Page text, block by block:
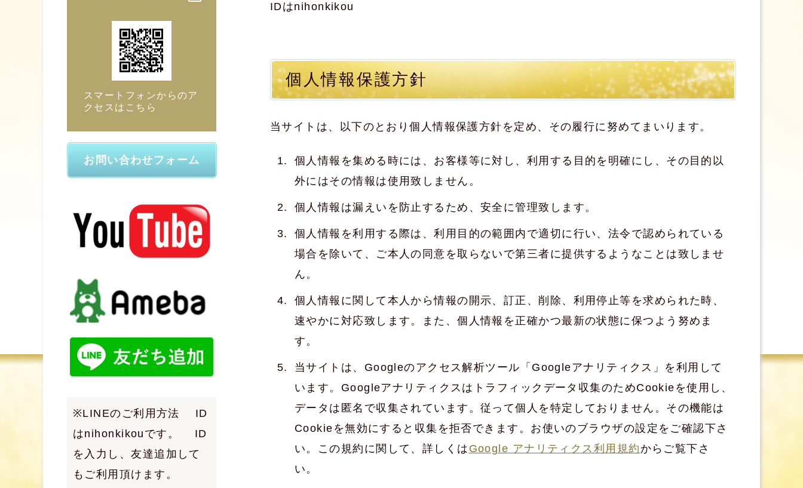
IDはnihonkikou
個人情報保護方針
当サイトは、以下のとおり個人情報保護方針を定め、その履行に努めてまいります。
個人情報を集める時には、お客様等に対し、利用する目的を明確にし、その目的以
外にはその情報は使用致しません。
個人情報は漏えいを防止するため、安全に管理致します。
個人情報を利用する際は、利用目的の範囲内で適切に行い、法令で認められている
場合を除いて、ご本人の同意を取らないで第三者に提供するようなことは致しませ
ん。
個人情報に関して本人から情報の開示、訂正、削除、利用停止等を求められた時、
速やかに対応致します。また、個人情報を正確かつ最新の状態に保つよう努めま
す。
当サイトは、Googleのアクセス解析ツール「Googleアナリティクス」を利用して
います。Googleアナリティクスはトラフィックデータ収集のためCookieを使用し、
データは匿名で収集されています。従って個人を特定しておりません。その機能は
Cookieを無効にすると収集を拒否できます。お使いのブラウザの設定をご確認下さ
い。この規約に関して、詳しくは Google アナリティクス利用規約からご覧下さ
い。
スマートフォンからのア
クセスはこちら
お問い合わせフォーム
※LINEのご利用方法 ID
はnihonkikouです。 ID
を入力し、友達追加して
もご利用頂けます。